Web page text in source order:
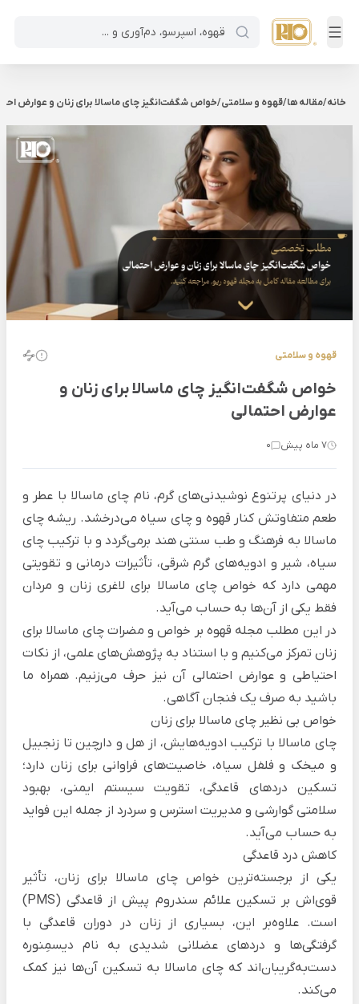
خانه/مقاله ها/قهوه و سلامتی/خواص شگفت‌انگیز چای ماسالا برای زنان و عوارض
قهوه و سلامتی
خواص شگفت‌انگیز چای ماسالا برای زنان و
عوارض احتمالی
7 ماه پیش 0
در دنیای پرتنوع نوشیدنی‌های گرم، نام چای ماسالا با عطر و
طعم متفاوتش کنار قهوه و چای سیاه می‌درخشد. ریشه چای
ماسالا به فرهنگ و طب سنتی هند برمی‌گردد و با ترکیب چای
سیاه، شیر و ادویه‌های گرم شرقی، تأثیرات درمانی و تقویتی
مهمی دارد که خواص چای ماسالا برای لاغریزنان و مردان
فقط یکی از آن‌ها به حساب می‌آید.
در این مطلب مجله قهوه بر خواص و مضرات چای ماسالا برای
زنان تمرکز می‌کنیم و با استناد به پژوهش‌های علمی، از نکات
احتیاطی و عوارض احتمالی آن نیز حرف می‌زنیم. همراه ما
باشید به صرف یک فنجان آگاهی.
خواص بی نظیر چای ماسالا برای زنان
چای ماسالا با ترکیب ادویه‌هایش، از هل و دارچین تا زنجبیل
و میخک و فلفل سیاه، خاصیت‌های فراوانی برای زنان دارد؛
تسکین دردهای قاعدگی، تقویت سیستم ایمنی، بهبود
سلامتی گوارشی و مدیریت استرس‌ و سردرد‌ از جمله این فواید
به حساب می‌آید.
کاهش درد قاعدگی
یکی از برجسته‌ترین خواص چای ماسالا برای زنان، تأثیر
قوی‌اش بر تسکین علائم سندروم پیش از قاعدگی (PMS)
است. علاوه‌بر این، بسیاری از زنان در دوران قاعدگی با
گرفتگی‌ها و دردهای عضلانی شدیدی به نام دیسمِنوره
د‌ست‌به‌گریبان‌اند که چای ماسالا به تسکین آن‌ها نیز کمک
می‌کند.